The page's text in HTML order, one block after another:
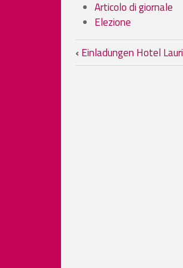
Articolo di giornale
Elezione
Book
‹ Einladungen Hotel